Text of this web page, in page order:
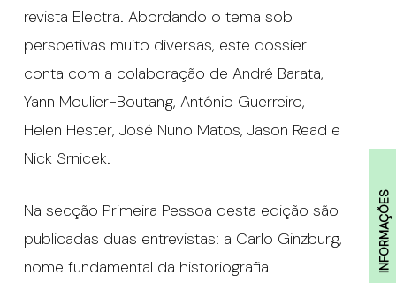
INFORMAÇÕES
revista Electra. Abordando o tema sob
perspetivas muito diversas, este dossier
conta com a colaboração de André Barata,
Yann Moulier-Boutang, António Guerreiro,
Helen Hester, José Nuno Matos, Jason Read e
Nick Srnicek.
Na secção Primeira Pessoa desta edição são
publicadas duas entrevistas: a Carlo Ginzburg,
nome fundamental da historiografia